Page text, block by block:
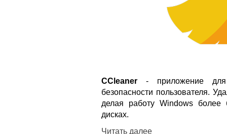
CCleaner - приложение для
безопасности пользователя.
делая работу Windows
дисках.
Читать далее